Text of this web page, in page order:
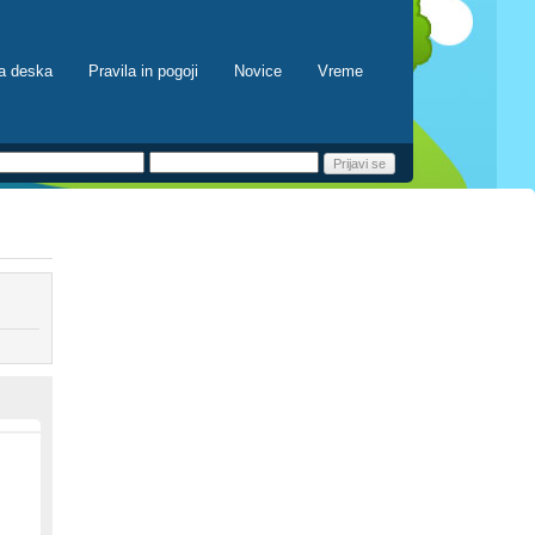
deska Pravila in pogoji Novice Vreme